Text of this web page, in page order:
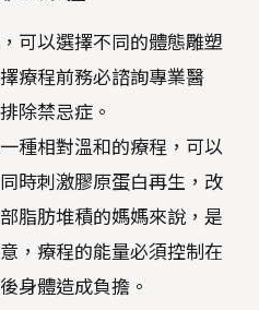
可以選擇不同的體態雕塑
療程前務必諮詢專業醫
除禁忌症。
種相對溫和的療程，可以
時刺激膠原蛋白再生，改
脂肪堆積的媽媽來說，是
，療程的能量必須控制在
身體造成負擔。